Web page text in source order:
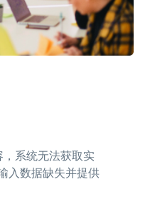
系统无法获取实
入数据缺失并提供